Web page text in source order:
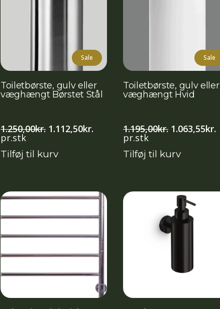
Sale
Toiletbørste, gulv eller
væghængt Børstet Stål
1.250,00kr. Den
oprindelige
var:
1.112,50kr.
aktuelle
pr.stk
Tilføj til kurv
Sale
Toiletbørste, gulv eller
væghængt Hvid
1.195,00kr. Den
oprindelige
var:
1.063,55kr.
pr.stk
Tilføj til kurv